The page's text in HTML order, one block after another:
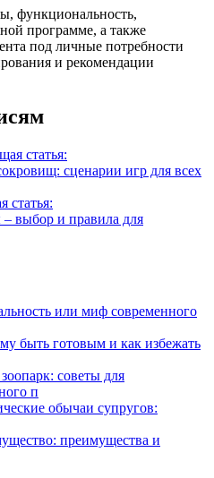
функциональность,
программе, а также
под личные потребности
и рекомендации
статья:
сценарии игр для всех
статья:
выбор и правила для
или миф современного
быть готовым и как избежать
советы для
п
обычаи супругов:
преимущества и